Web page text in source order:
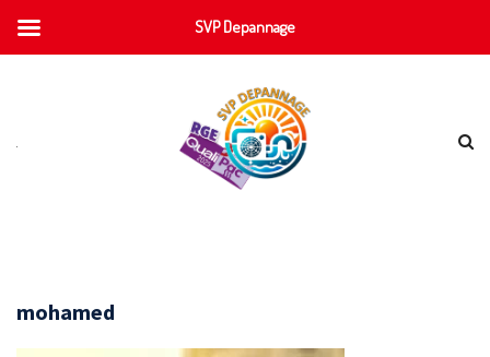
mohamed
SVP Depannage